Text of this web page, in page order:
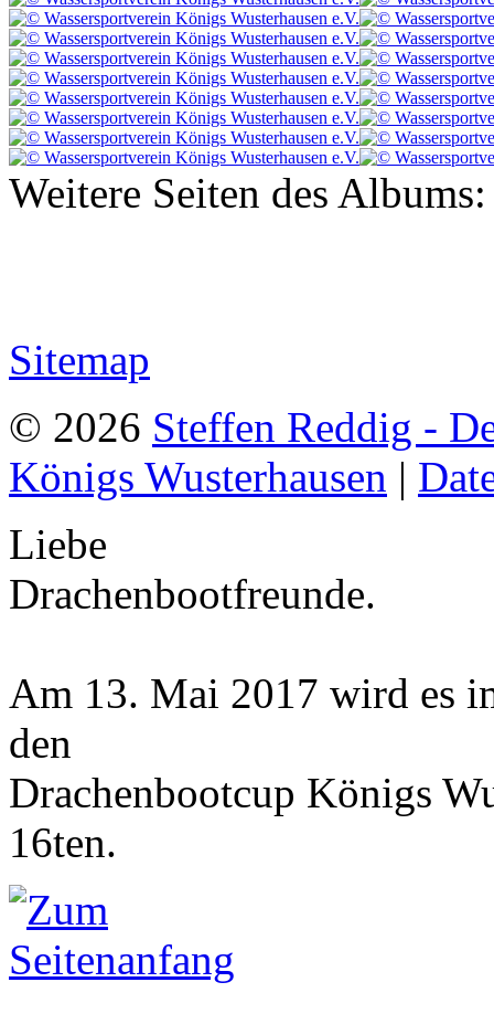
Weitere Seiten des Albums:
Sitemap
© 2026 Steffen Reddig -
Königs Wusterhausen |
Liebe
Drachenbootfreunde.
Am 13. Mai 2017 wird es
den
Drachenbootcup Königs
16ten.